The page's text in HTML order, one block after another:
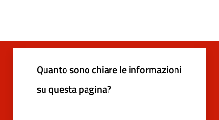
Quanto sono chiare le informazioni
su questa pagina?